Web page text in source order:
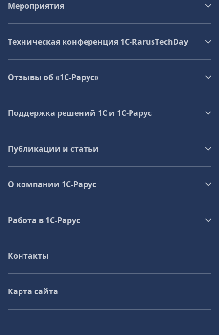
Мероприятия
Техническая конференция 1C‑RarusTechDay
Отзывы об «1С-Рарус»
Поддержка решений 1С и 1С‑Рарус
Публикации и статьи
О компании 1C-Рарус
Работа в 1С‑Рарус
Контакты
Карта сайта